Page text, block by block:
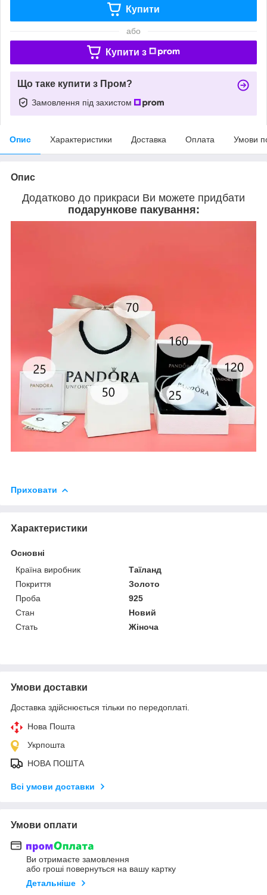
Купити
або
Купити з
Що таке купити з Пром?
Замовлення під захистом
Опис Характеристики Доставка Оплата Умови
Опис
Додатково до прикраси Ви можете придбати
подарункове пакування:
Приховати
Характеристики
Основні
Країна виробник
Таїланд
Покриття
Золото
Проба
925
Стан
Новий
Стать
Жіноча
Умови доставки
Доставка здійснюється тільки по передоплаті.
Нова Пошта
Укрпошта
НОВА ПОШТА
Всі умови доставки
Умови оплати
Ви отримаєте замовлення
або гроші повернуться на вашу картку
Детальніше